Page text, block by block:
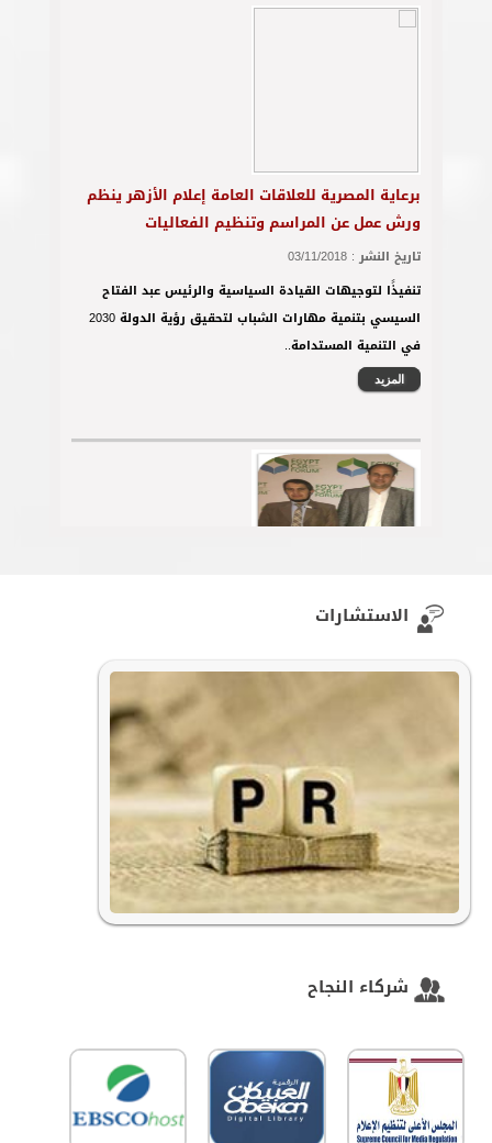
تاريخ النشر :03/11/2018
تنفيذًا لتوجيهات القيادة السياسية والرئيس عبد الفتاح
في التنمية المستدامة..
تاريخ النشر :06/05/2018
شارك أعضاء من المجلس التنفيذي للمصرية للعلاقات العامة
EPRA تشارك في ورشة " الدوريات العلمية مفتوحة
المصدر " بأكاديمية البحث العلمي
شارك الدكتور حاتم محمد عاطف مؤسس مجلة بحوث
العلاقات العامة الشرق الأوسط ورئيس مجلس إدارتها ممثلا
عن هيئة تحرير المجلة
الاستشارات
شركاء النجاح